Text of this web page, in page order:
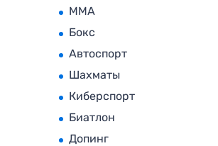
MMA
Бокс
Автоспорт
Шахматы
Киберспорт
Биатлон
Допинг